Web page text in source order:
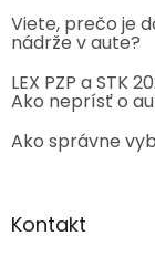
Viete, prečo je
nádrže v aute?
LEX PZP a STK
Ako neprísť o
Ako správne
Kontakt